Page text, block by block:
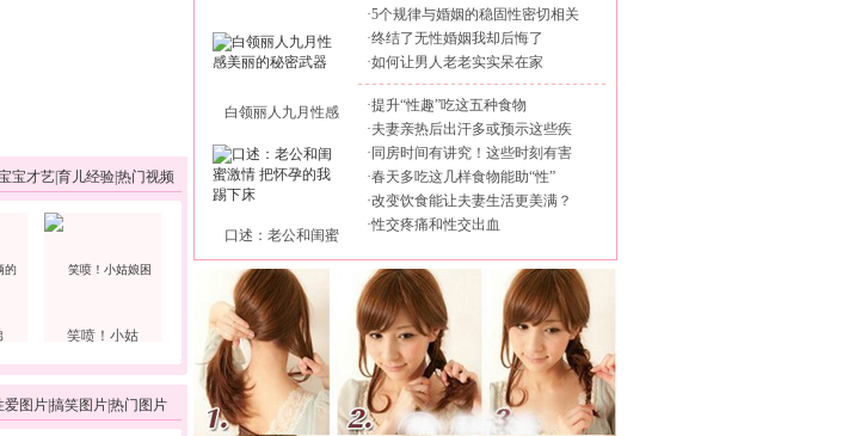
宝才艺育儿经验热门视频
笑喷！小姑
爱图片搞笑图片热门图片
白领丽人九月性感
口述：老公和闺蜜
·5个规律与婚姻的稳固性密切相关
·终结了无性婚姻我却后悔了
·如何让男人老老实实呆在家
·提升“性趣”吃这五种食物
·夫妻亲热后出汗多或预示这些疾
· 同房时间有讲究！这些时刻有害
·春天多吃这几样食物能助“性”
·改变饮食能让夫妻生活更美满？
·性交疼痛和性交出血